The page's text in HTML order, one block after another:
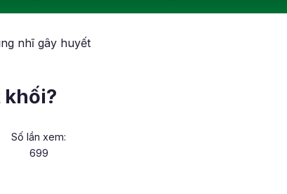
nhĩ gây huyết
Số lần xem:
699